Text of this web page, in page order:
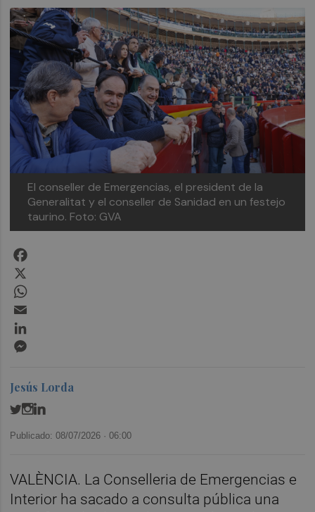
El conseller de Emergencias, el president de la
Generalitat y el conseller de Sanidad en un festejo
taurino. Foto: GVA
Jesús Lorda
Publicado: 08/07/2026 ·06:00
VALÈNCIA. La Conselleria de Emergencias e
Interior ha sacado a consulta pública una